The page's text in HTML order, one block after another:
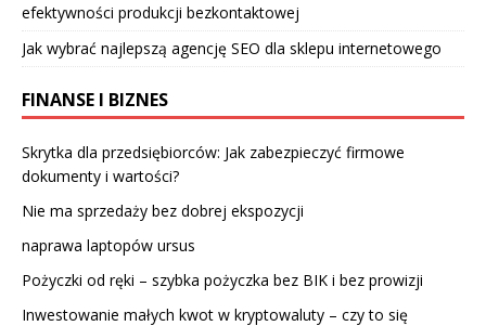
efektywności produkcji bezkontaktowej
Jak wybrać najlepszą agencję SEO dla sklepu internetowego
FINANSE I BIZNES
Skrytka dla przedsiębiorców: Jak zabezpieczyć firmowe
dokumenty i wartości?
Nie ma sprzedaży bez dobrej ekspozycji
naprawa laptopów ursus
Pożyczki od ręki – szybka pożyczka bez BIK i bez prowizji
Inwestowanie małych kwot w kryptowaluty – czy to się